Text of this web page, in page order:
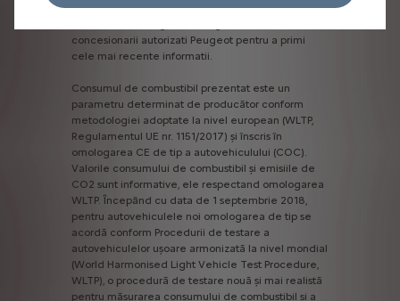
Caracteristicile tehnice prezentate pot diferi fata
concesionarii autorizati Peugeot pentru a primi
cele mai recente informatii.
Consumul de combustibil prezentat este un
parametru determinat de producător conform
metodologiei adoptate la nivel european (WLTP,
Regulamentul UE nr. 1151/2017) și înscris în
omologarea CE de tip a autovehiculului (COC).
Valorile consumului de combustibil și emisiile de
CO2 sunt informative, ele respectand omologarea
WLTP. Începând cu data de 1 septembrie 2018,
pentru autovehiculele noi omologarea de tip se
acordă conform Procedurii de testare a
autovehiculelor ușoare armonizată la nivel mondial
(World Harmonised Light Vehicle Test Procedure,
WLTP), o procedură de testare nouă și mai realistă
pentru măsurarea consumului de combustibil și a